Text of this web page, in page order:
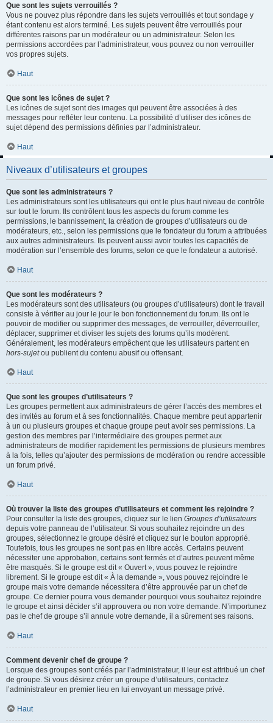
Que sont les sujets verrouillés ?
Vous ne pouvez plus répondre dans les sujets verrouillés et tout sondage y
étant contenu est alors terminé. Les sujets peuvent être verrouillés pour
différentes raisons par un modérateur ou un administrateur. Selon les
permissions accordées par l’administrateur, vous pouvez ou non verrouiller
vos propres sujets.
Haut
Que sont les icônes de sujet ?
Les icônes de sujet sont des images qui peuvent être associées à des
messages pour refléter leur contenu. La possibilité d’utiliser des icônes de
sujet dépend des permissions définies par l’administrateur.
Haut
Niveaux d’utilisateurs et groupes
Que sont les administrateurs ?
Les administrateurs sont les utilisateurs qui ont le plus haut niveau de contrôle
sur tout le forum. Ils contrôlent tous les aspects du forum comme les
permissions, le bannissement, la création de groupes d’utilisateurs ou de
modérateurs, etc., selon les permissions que le fondateur du forum a attribuées
aux autres administrateurs. Ils peuvent aussi avoir toutes les capacités de
modération sur l’ensemble des forums, selon ce que le fondateur a autorisé.
Haut
Que sont les modérateurs ?
Les modérateurs sont des utilisateurs (ou groupes d’utilisateurs) dont le travail
consiste à vérifier au jour le jour le bon fonctionnement du forum. Ils ont le
pouvoir de modifier ou supprimer des messages, de verrouiller, déverrouiller,
déplacer, supprimer et diviser les sujets des forums qu’ils modèrent.
Généralement, les modérateurs empêchent que les utilisateurs partent en
hors-sujetou publient du contenu abusif ou offensant.
Haut
Que sont les groupes d’utilisateurs ?
Les groupes permettent aux administrateurs de gérer l’accès des membres et
des invités au forum et à ses fonctionnalités. Chaque membre peut appartenir
à un ou plusieurs groupes et chaque groupe peut avoir ses permissions. La
gestion des membres par l’intermédiaire des groupes permet aux
administrateurs de modifier rapidement les permissions de plusieurs membres
à la fois, telles qu’ajouter des permissions de modération ou rendre accessible
un forum privé.
Haut
Où trouver la liste des groupes d’utilisateurs et comment les rejoindre ?
Pour consulter la liste des groupes, cliquez sur le lien Groupes d’utilisateurs
depuis votre panneau de l’utilisateur. Si vous souhaitez rejoindre un des
groupes, sélectionnez le groupe désiré et cliquez sur le bouton approprié.
Toutefois, tous les groupes ne sont pas en libre accès. Certains peuvent
nécessiter une approbation, certains sont fermés et d’autres peuvent même
être masqués. Si le groupe est dit « Ouvert », vous pouvez le rejoindre
librement. Si le groupe est dit « À la demande », vous pouvez rejoindre le
groupe mais votre demande nécessitera d’être approuvée par un chef de
groupe. Ce dernier pourra vous demander pourquoi vous souhaitez rejoindre
le groupe et ainsi décider s’il approuvera ou non votre demande. N’importunez
pas le chef de groupe s’il annule votre demande, il a sûrement ses raisons.
Haut
Comment devenir chef de groupe ?
Lorsque des groupes sont créés par l’administrateur, il leur est attribué un chef
de groupe. Si vous désirez créer un groupe d’utilisateurs, contactez
l’administrateur en premier lieu en lui envoyant un message privé.
Haut